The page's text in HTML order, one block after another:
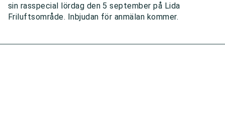
sin rasspecial lördag den 5 september på Lida
Friluftsområde. Inbjudan för anmälan kommer.